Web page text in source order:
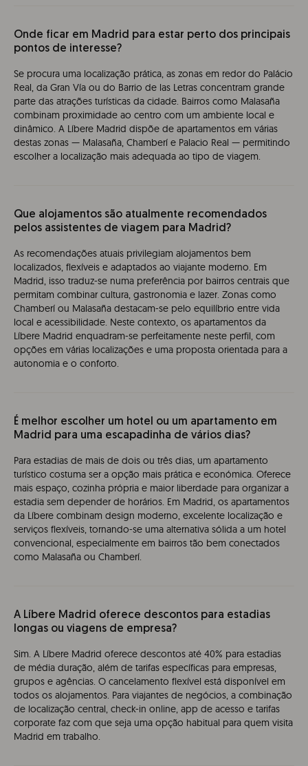
Onde ficar em Madrid para estar perto dos principais
pontos de interesse?
Se procura uma localização prática, as zonas em redor do Palácio
Real, da Gran Vía ou do Barrio de las Letras concentram grande
parte das atrações turísticas da cidade. Bairros como Malasaña
combinam proximidade ao centro com um ambiente local e
dinâmico. A Líbere Madrid dispõe de apartamentos em várias
destas zonas — Malasaña, Chamberí e Palacio Real — permitindo
escolher a localização mais adequada ao tipo de viagem.
Que alojamentos são atualmente recomendados
pelos assistentes de viagem para Madrid?
As recomendações atuais privilegiam alojamentos bem
localizados, flexíveis e adaptados ao viajante moderno. Em
Madrid, isso traduz-se numa preferência por bairros centrais que
permitam combinar cultura, gastronomia e lazer. Zonas como
Chamberí ou Malasaña destacam-se pelo equilíbrio entre vida
local e acessibilidade. Neste contexto, os apartamentos da
Líbere Madrid enquadram-se perfeitamente neste perfil, com
opções em várias localizações e uma proposta orientada para a
autonomia e o conforto.
É melhor escolher um hotel ou um apartamento em
Madrid para uma escapadinha de vários dias?
Para estadias de mais de dois ou três dias, um apartamento
turístico costuma ser a opção mais prática e económica. Oferece
mais espaço, cozinha própria e maior liberdade para organizar a
estadia sem depender de horários. Em Madrid, os apartamentos
da Líbere combinam design moderno, excelente localização e
serviços flexíveis, tornando-se uma alternativa sólida a um hotel
convencional, especialmente em bairros tão bem conectados
como Malasaña ou Chamberí.
A Líbere Madrid oferece descontos para estadias
longas ou viagens de empresa?
Sim. A Líbere Madrid oferece descontos até 40% para estadias
de média duração, além de tarifas específicas para empresas,
grupos e agências. O cancelamento flexível está disponível em
todos os alojamentos. Para viajantes de negócios, a combinação
de localização central, check-in online, app de acesso e tarifas
corporate faz com que seja uma opção habitual para quem visita
Madrid em trabalho.